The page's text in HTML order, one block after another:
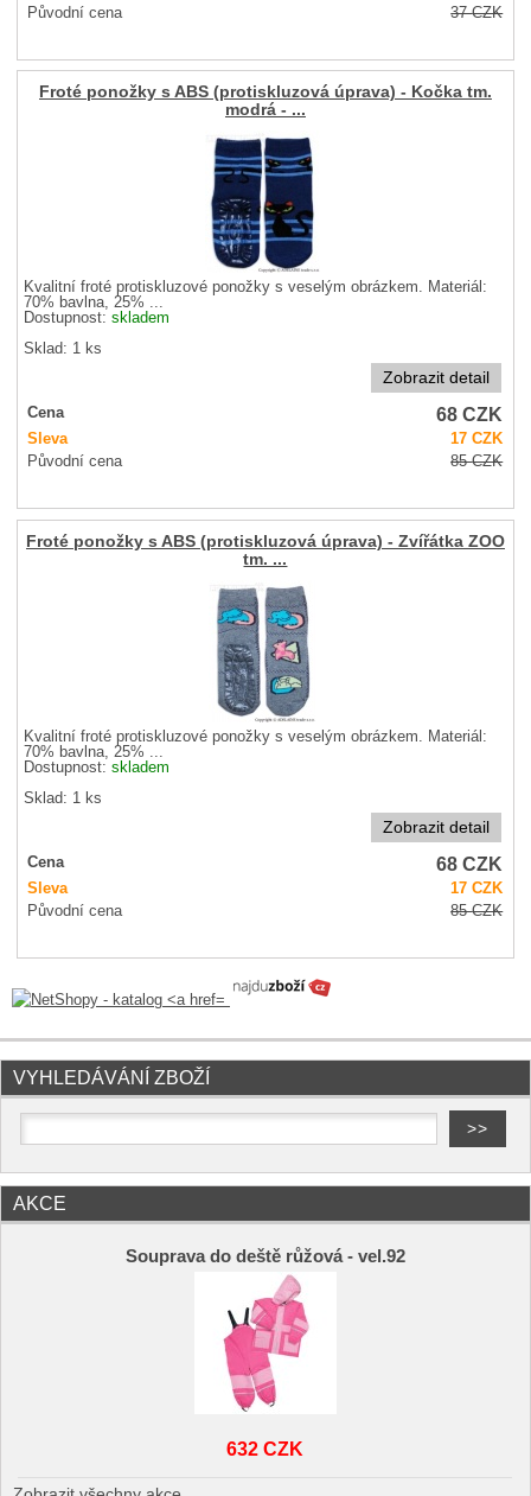
Původní cena
37CZK
Froté ponožky s ABS (protiskluzová úprava) - Kočka tm.
modrá - ...
Kvalitní froté protiskluzové ponožky s veselým obrázkem. Materiál:
70% bavlna, 25% ...
Dostupnost:skladem
Sklad: 1 ks
Zobrazit detail
Cena 68CZK
Sleva 17CZK
Původní cena
85CZK
Froté ponožky s ABS (protiskluzová úprava) - Zvířátka ZOO
tm. ...
Kvalitní froté protiskluzové ponožky s veselým obrázkem. Materiál:
70% bavlna, 25% ...
Dostupnost:skladem
Sklad: 1 ks
Zobrazit detail
Cena 68CZK
Sleva 17CZK
Původní cena
85CZK
VYHLEDÁVÁNÍ ZBOŽÍ
AKCE
Souprava do deště růžová - vel.92
632 CZK